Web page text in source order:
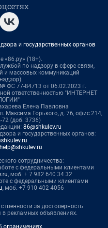
и государственных органов
«86.ру» (18+).
по надзору в сфере связи,
и массовых коммуникаций
ФС 77-84713 от 06.02.2023 г.
ответственностью "ИНТЕРНЕТ
Елена Павловна
Максима Горького, д. 76, офис 214,
72 (доб. 3736)
86@shkulev.ru
и государственных органов:
help@shkulev.ru
сотрудничества:
с федеральными клиентами
, моб. + 7 982 640 34 32
с федеральными клиентами
, моб. +7 910 402 4056
за достоверность
рекламных объявлениях.